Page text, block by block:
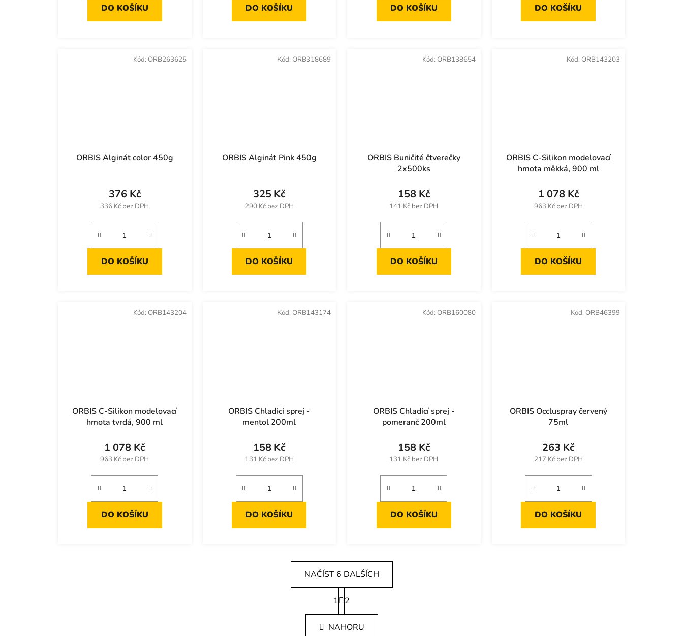
DO KOŠÍKU DO KOŠÍKU DO KOŠÍKU DO KOŠÍKU
ORBIS Alginát color 450g
336 Kč bez DPH
376 Kč
DO KOŠÍKU
Kód: ORB263625
ORBIS Alginát Pink 450g
290 Kč bez DPH
325 Kč
DO KOŠÍKU
Kód: ORB318689
ORBIS Buničité čtverečky
2x500ks
141 Kč bez DPH
158 Kč
DO KOŠÍKU
Kód: ORB138654
ORBIS C-Silikon modelovací
hmota měkká, 900 ml
963 Kč bez DPH
1 078 Kč
DO KOŠÍKU
Kód: ORB143203
ORBIS C-Silikon modelovací
hmota tvrdá, 900 ml
963 Kč bez DPH
1 078 Kč
DO KOŠÍKU
Kód: ORB143204
ORBIS Chladící sprej -
mentol 200ml
131 Kč bez DPH
158 Kč
DO KOŠÍKU
Kód: ORB143174
ORBIS Chladící sprej -
pomeranč 200ml
131 Kč bez DPH
158 Kč
DO KOŠÍKU
Kód: ORB160080
ORBIS Occluspray červený
75ml
217 Kč bez DPH
263 Kč
DO KOŠÍKU
Kód: ORB46399
O
v
l
NAČÍST 6 DALŠÍCH
S
t
r
á
n
1 2
NAHORU